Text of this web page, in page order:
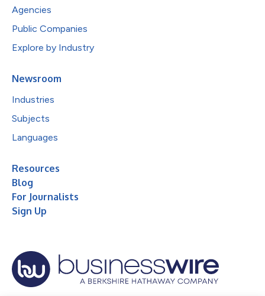
Agencies
Public Companies
Explore by Industry
Newsroom
Industries
Subjects
Languages
Resources
Blog
For Journalists
Sign Up